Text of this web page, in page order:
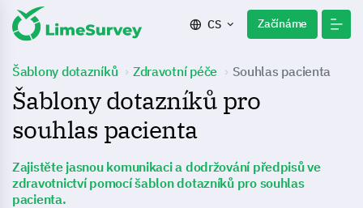
CS Začínáme
Šablony dotazníků Zdravotní péče Souhlas pacienta
Šablony dotazníků pro
souhlas pacienta
Zajistěte jasnou komunikaci a dodržování předpisů ve
zdravotnictví pomocí šablon dotazníků pro souhlas
pacienta.